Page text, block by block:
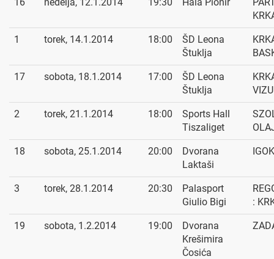
1 torek, 14.1.2014 18:00
ŠD Leona
Štuklja
17 sobota, 18.1.2014 17:00
ŠD Leona
Štuklja
2 torek, 21.1.2014 18:00
Sports Hall
Tiszaliget
18 sobota, 25.1.2014 20:00
Dvorana
Laktaši
3 torek, 28.1.2014 20:30
Palasport
Giulio Bigi
:
19 sobota, 1.2.2014 19:00
Dvorana
Krešimira
Čosića